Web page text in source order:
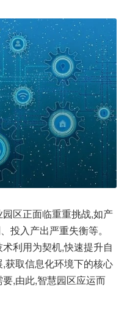
区正面临重重挑战,如产
投入产出严重失衡等。
利用为契机,快速提升自
获取信息化环境下的核心
,由此,智慧园区应运而